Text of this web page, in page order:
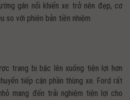
gân nổi khiến xe trở nên đẹp, cơ
so với phiên bản tiền nhiệm
trang bị bậc lên xuống tiện lợi hơn
tiếp cận phần thùng xe. Ford rất
mang đến trải nghiệm tiện lợi cho